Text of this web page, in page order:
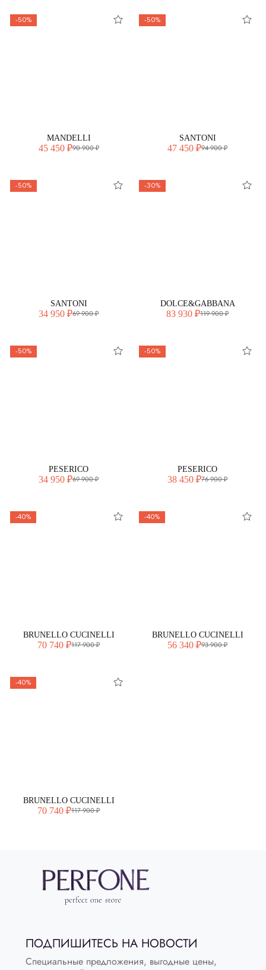
-50%
MANDELLI
45 450 ₽90 900 ₽
-50%
SANTONI
47 450 ₽94 900 ₽
-50%
SANTONI
34 950 ₽69 900 ₽
-30%
DOLCE&GABBANA
83 930 ₽119 900 ₽
-50%
PESERICO
34 950 ₽69 900 ₽
-50%
PESERICO
38 450 ₽76 900 ₽
-40%
BRUNELLO CUCINELLI
70 740 ₽117 900 ₽
-40%
BRUNELLO CUCINELLI
56 340 ₽93 900 ₽
-40%
BRUNELLO CUCINELLI
70 740 ₽117 900 ₽
ПОДПИШИТЕСЬ НА НОВОСТИ
Специальные предложения, выгодные цены,